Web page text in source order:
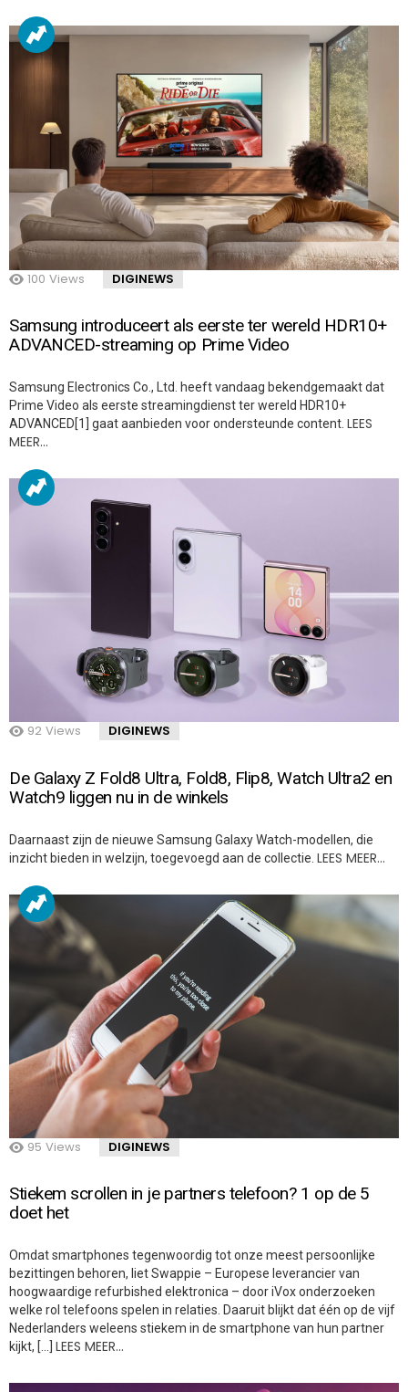
100 Views DIGINEWS
Samsung introduceert als eerste ter wereld HDR10+
ADVANCED-streaming op Prime Video
Samsung Electronics Co., Ltd. heeft vandaag bekendgemaakt dat
Prime Video als eerste streamingdienst ter wereld HDR10+
ADVANCED[1] gaat aanbieden voor ondersteunde content. LEES
MEER…
92 Views DIGINEWS
De Galaxy Z Fold8 Ultra, Fold8, Flip8, Watch Ultra2 en
Watch9 liggen nu in de winkels
Daarnaast zijn de nieuwe Samsung Galaxy Watch-modellen, die
inzicht bieden in welzijn, toegevoegd aan de collectie. LEES MEER…
95 Views DIGINEWS
Stiekem scrollen in je partners telefoon? 1 op de 5
doet het
Omdat smartphones tegenwoordig tot onze meest persoonlijke
bezittingen behoren, liet Swappie – Europese leverancier van
hoogwaardige refurbished elektronica – door iVox onderzoeken
welke rol telefoons spelen in relaties. Daaruit blijkt dat één op de vijf
Nederlanders weleens stiekem in de smartphone van hun partner
kijkt, […] LEES MEER…